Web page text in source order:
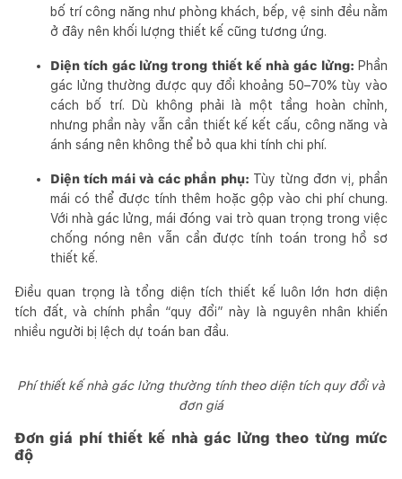
bố trí công năng như phòng khách, bếp, vệ sinh đều nằm
ở đây nên khối lượng thiết kế cũng tương ứng.
Diện tích gác lửng trong thiết kế nhà gác lửng: Phần
gác lửng thường được quy đổi khoảng 50–70% tùy vào
cách bố trí. Dù không phải là một tầng hoàn chỉnh,
nhưng phần này vẫn cần thiết kế kết cấu, công năng và
ánh sáng nên không thể bỏ qua khi tính chi phí.
Diện tích mái và các phần phụ: Tùy từng đơn vị, phần
mái có thể được tính thêm hoặc gộp vào chi phí chung.
Với nhà gác lửng, mái đóng vai trò quan trọng trong việc
chống nóng nên vẫn cần được tính toán trong hồ sơ
thiết kế.
Điều quan trọng là tổng diện tích thiết kế luôn lớn hơn diện
tích đất, và chính phần “quy đổi” này là nguyên nhân khiến
nhiều người bị lệch dự toán ban đầu.
Phí thiết kế nhà gác lửng thường tính theo diện tích quy đổi và
đơn giá
Đơn giá phí thiết kế nhà gác lửng theo từng mức
độ